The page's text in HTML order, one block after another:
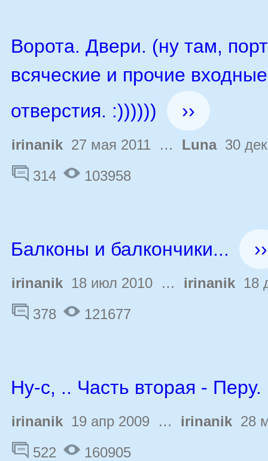
Ворота. Двери. (ну там,
всяческие и прочие
отверстия. :))))))
››
irinanik 27 мая 2011 … Luna30 дек
314
103958
Балконы и балкончики... ››
irinanik 18 июл 2010 … irinanik 18
378
121677
Ну-с, .. Часть вторая - Перу.
irinanik 19 апр 2009 … irinanik 28
522
160905